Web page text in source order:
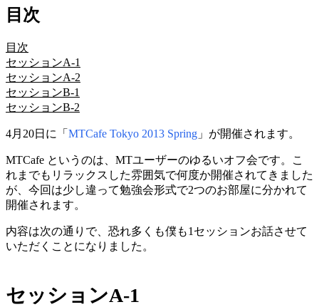
目次
目次
セッションA-1
セッションA-2
セッションB-1
セッションB-2
4月20日に「 MTCafe Tokyo 2013 Spring 」が開催されます。
MTCafe というのは、MTユーザーのゆるいオフ会です。こ
れまでもリラックスした雰囲気で何度か開催されてきました
が、今回は少し違って勉強会形式で2つのお部屋に分かれて
開催されます。
内容は次の通りで、恐れ多くも僕も1セッションお話させて
いただくことになりました。
セッションA-1